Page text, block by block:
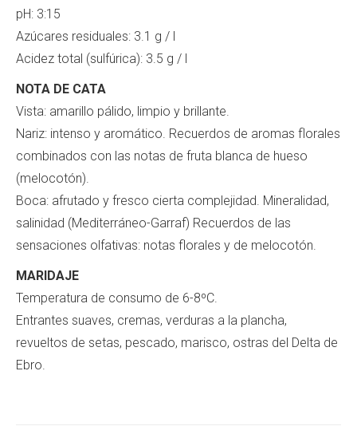
pH: 3:15
Azúcares residuales: 3.1 g / l
Acidez total (sulfúrica): 3.5 g / l
NOTA DE CATA
Vista: amarillo pálido, limpio y brillante.
Nariz: intenso y aromático. Recuerdos de aromas florales
combinados con las notas de fruta blanca de hueso
(melocotón).
Boca: afrutado y fresco cierta complejidad. Mineralidad,
salinidad (Mediterráneo-Garraf) Recuerdos de las
sensaciones olfativas: notas florales y de melocotón.
MARIDAJE
Temperatura de consumo de 6-8ºC.
Entrantes suaves, cremas, verduras a la plancha,
revueltos de setas, pescado, marisco, ostras del Delta de
Ebro.